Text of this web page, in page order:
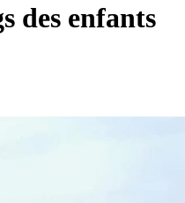
des enfants